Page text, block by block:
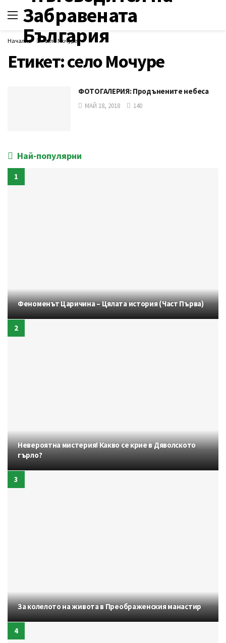
Начална село Мочуре
Етикет:село Мочуре
ФОТОГАЛЕРИЯ: Продънените небеса
МАЙ 18, 2018 140
Най-популярни
Феноменът Царичина – Цялата история (Част Първа)
Невероятна мистерия! Какво се крие в Дяволското
гърло?
За колелото на живота в Преображенския манастир